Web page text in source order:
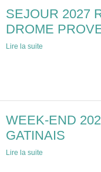
SEJOUR 2027
DROME
Lire la suite
WEEK-END
GATINAIS
Lire la suite